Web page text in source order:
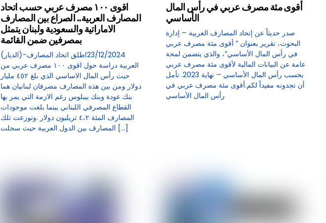
اقوى ١٠٠ مصرف عربي حسب اتحاد
المصارف العربية.. الصراع بين المصارف
الاماراتية والسعودية ولبنان يتمثل
بمصرفين ضمن القائمة
(الديار)-23/12/2024اطلق اتحاد المصارف
العربية دراسة حول اقوى ١٠٠ مصرف عربي من
حيث رأس المال الاساسي الذي بلغ ٤٥٢ مليار
دولار ومن بين هذه المصارف مصرفان لبنانيان هما
بنك عودة وبنك بيبلوس رغم الازمة التي يمر بها
القطاع المصرفي اللبناني بينما بلغت موجودات
المصارف المئة ٤،٢ تريليون دولار .وتوزعت تلك
المصارف بين الدول العربية حيث سجلت […]
أقوى مئة مصرف عربي في رأس المال
الأساسي
صدر حديثاً عن إتحاد المصارف العربية – إدارة
البحوث، تقرير بعنوان ” أقوى مئة مصرف عربي
في رأس المال الأساسي”، والذي يتضمن لمحة
عامة عن البيانات المالية لأقوى مئة مصرف عربي
بحسب رأس المال الأساسي – نهاية 2023. نأمل
أن تجدونه مفيداً لكم.أقوى مئة مصرف عربي في